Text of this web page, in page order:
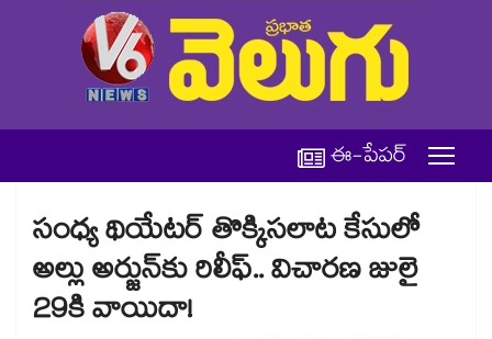
ఈ-పేపర్
సంధ్య థియేటర్ తొక్కిసలాట కేసులో
అల్లు అర్జున్‌కు రిలీఫ్.. విచారణ జులై
29కి వాయిదా!